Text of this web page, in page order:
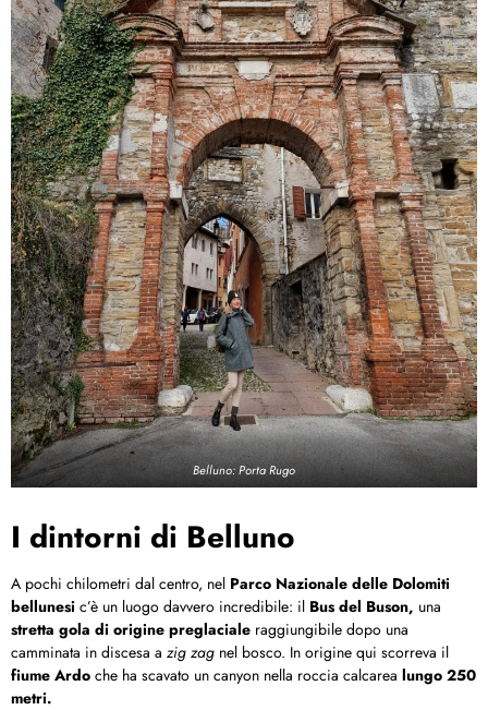
Belluno: Porta Rugo
I dintorni di Belluno
A pochi chilometri dal centro, nel Parco Nazionale delle Dolomiti
bellunesi c’è un luogo davvero incredibile: il Bus del Buson, una
stretta gola di origine preglaciale raggiungibile dopo una
camminata in discesa a zig zag nel bosco. In origine qui scorreva il
fiume Ardo che ha scavato un canyon nella roccia calcarea lungo 250
metri.